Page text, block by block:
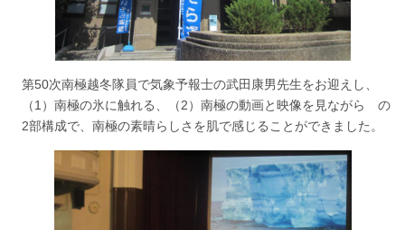
第50次南極越冬隊員で気象予報士の武田康男先生をお迎えし、
（1）南極の氷に触れる、（2）南極の動画と映像を見ながら の
2部構成で、南極の素晴らしさを肌で感じることができました。